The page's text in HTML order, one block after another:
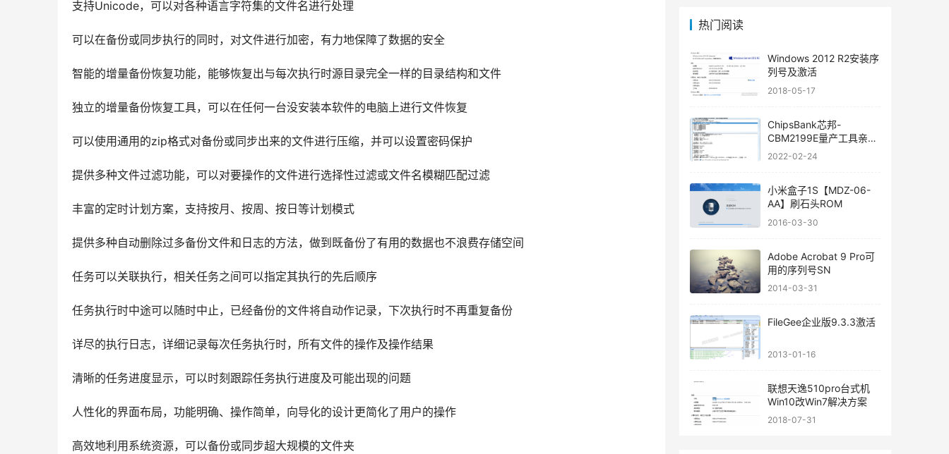
支持Unicode，可以对各种语言字符集的文件名进行处理
可以在备份或同步执行的同时，对文件进行加密，有力地保障了数据的安全
智能的增量备份恢复功能，能够恢复出与每次执行时源目录完全一样的目录结构和文件
独立的增量备份恢复工具，可以在任何一台没安装本软件的电脑上进行文件恢复
可以使用通用的zip格式对备份或同步出来的文件进行压缩，并可以设置密码保护
提供多种文件过滤功能，可以对要操作的文件进行选择性过滤或文件名模糊匹配过滤
丰富的定时计划方案，支持按月、按周、按日等计划模式
提供多种自动删除过多备份文件和日志的方法，做到既备份了有用的数据也不浪费存储空间
任务可以关联执行，相关任务之间可以指定其执行的先后顺序
任务执行时中途可以随时中止，已经备份的文件将自动作记录，下次执行时不再重复备份
详尽的执行日志，详细记录每次任务执行时，所有文件的操作及操作结果
清晰的任务进度显示，可以时刻跟踪任务执行进度及可能出现的问题
人性化的界面布局，功能明确、操作简单，向导化的设计更简化了用户的操作
高效地利用系统资源，可以备份或同步超大规模的文件夹
热门阅读
Windows 2012 R2安装序
列号及激活
2018-05-17
ChipsBank芯邦-
CBM2199E量产工具亲测
可用
2022-02-24
小米盒子1S【MDZ-06-
AA】刷石头ROM
2016-03-30
Adobe Acrobat 9 Pro可
用的序列号SN
2014-03-31
FileGee企业版9.3.3激活
2013-01-16
联想天逸510pro台式机
Win10改Win7解决方案
2018-07-31